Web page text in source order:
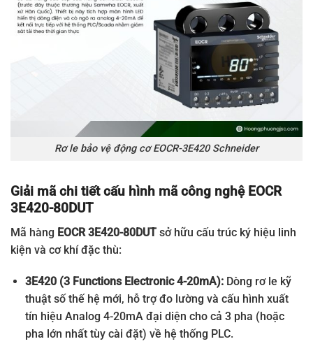
Rơ le bảo vệ động cơ EOCR-3E420 Schneider
Giải mã chi tiết cấu hình mã công nghệ EOCR
3E420-80DUT
Mã hàng EOCR 3E420-80DUT sở hữu cấu trúc ký hiệu linh
kiện và cơ khí đặc thù:
3E420 (3 Functions Electronic 4-20mA):Dòng rơ le kỹ
thuật số thế hệ mới, hỗ trợ đo lường và cấu hình xuất
tín hiệu Analog 4-20mA đại diện cho cả 3 pha (hoặc
pha lớn nhất tùy cài đặt) về hệ thống PLC.